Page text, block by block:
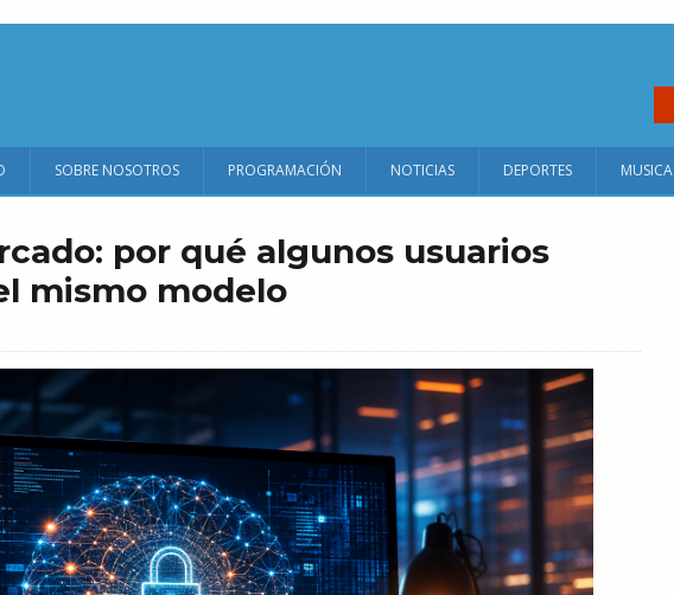
SOBRE NOSOTROS PROGRAMACIÓN NOTICIAS DEPORTES MUSICA
por qué algunos usuarios
mismo modelo